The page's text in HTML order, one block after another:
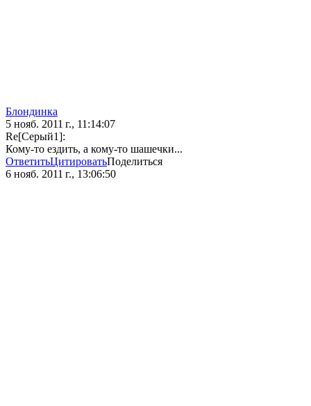
Блoндинка
5 нояб. 2011 г., 11:14:07
Re[Серый1]:
Кому-то ездить, а кому-то шашечки...
ОтветитьЦитироватьПоделиться
6 нояб. 2011 г., 13:06:50